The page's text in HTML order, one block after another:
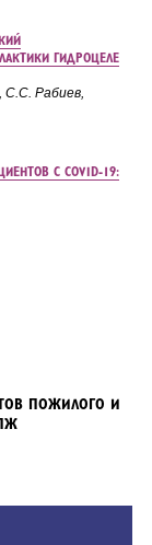
ГИДРОЦЕЛЕ
С.С. Рабиев,
С COVID-19:
ПОЖИЛОГО И